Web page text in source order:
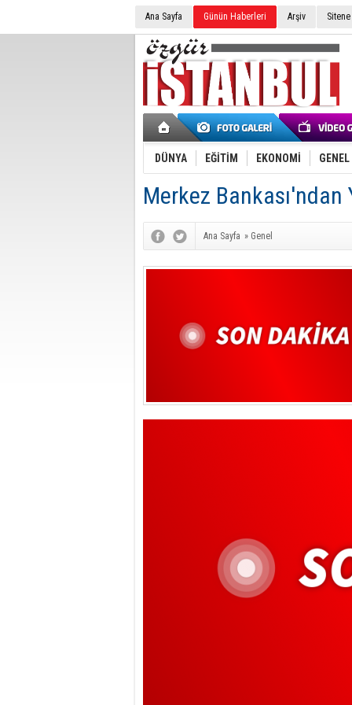
Ana Sayfa Günün Haberleri Arşiv
DÜNYA EĞİTİM EKONOMİ GENEL
Merkez
Ana Sayfa » Genel